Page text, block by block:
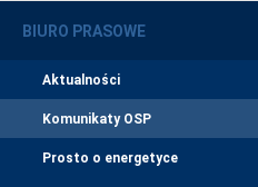
BIURO PRASOWE
Aktualności
Komunikaty OSP
Prosto o energetyce